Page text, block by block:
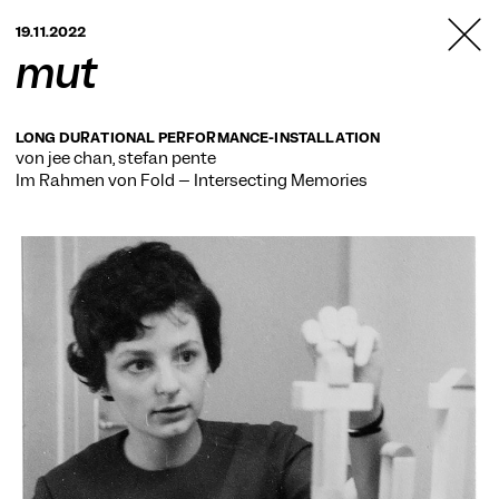
BERLIN
19.11.2022
mut
LONG DURATIONAL PERFORMANCE-INSTALLATION
von jee chan, stefan pente
Im Rahmen von Fold – Intersecting Memories